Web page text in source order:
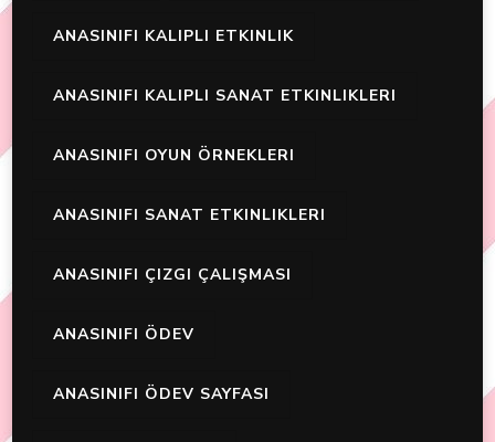
ANASINIFI KALIPLI ETKINLIK
ANASINIFI KALIPLI SANAT ETKINLIKLERI
ANASINIFI OYUN ÖRNEKLERI
ANASINIFI SANAT ETKINLIKLERI
ANASINIFI ÇIZGI ÇALIŞMASI
ANASINIFI ÖDEV
ANASINIFI ÖDEV SAYFASI